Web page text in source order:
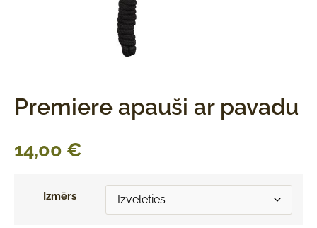
Premiere apauši ar pavadu
14,00 €
Izmērs